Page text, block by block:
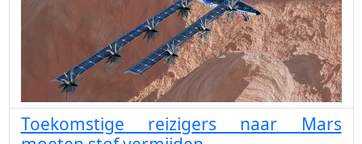
Toekomstige reizigers naar Mars